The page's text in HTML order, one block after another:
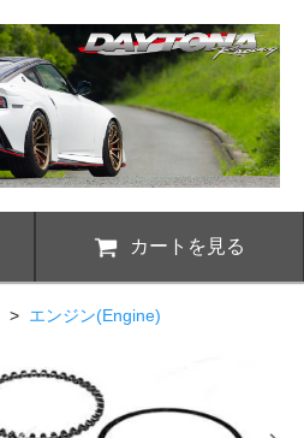
カートを見る
> エンジン(Engine)